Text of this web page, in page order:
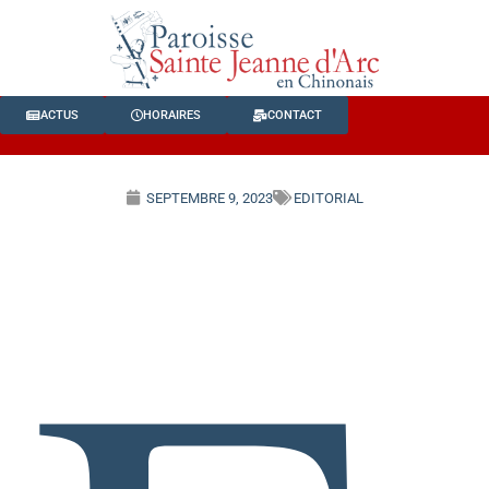
ACTUS HORAIRES CONTACT
SEPTEMBRE 9, 2023 EDITORIAL